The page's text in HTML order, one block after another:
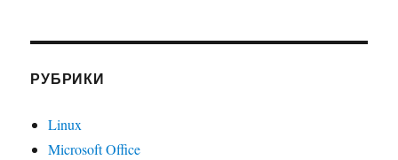
РУБРИКИ
Linux
Microsoft Office